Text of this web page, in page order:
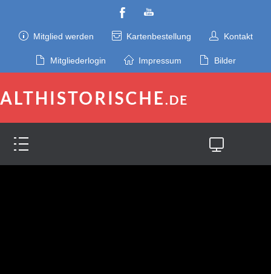
Mitglied werden Kartenbestellung Kontakt
Mitgliederlogin Impressum Bilder